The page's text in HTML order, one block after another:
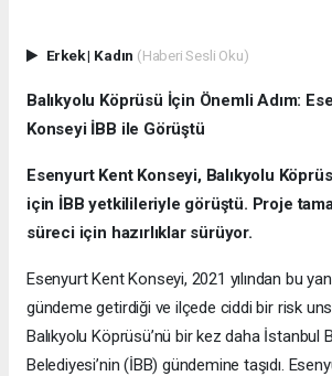
Erkek| Kadın (Haberi Sesli Oku)
Balıkyolu Köprüsü İçin Önemli Adım:
Konseyi İBB ile Görüştü
Esenyurt Kent Konseyi, Balıkyolu
için İBB yetkilileriyle görüştü. Proje
süreci için hazırlıklar sürüyor.
Esenyurt Kent Konseyi, 2021 yılından bu
gündeme getirdiği ve ilçede ciddi bir risk
Balıkyolu Köprüsü’nü bir kez daha İstanbul
Belediyesi’nin (İBB) gündemine taşıdı.